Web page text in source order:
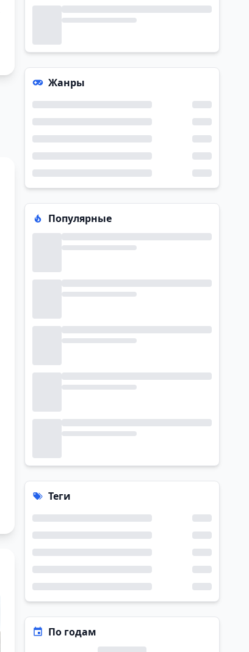
Жанры
Популярные
Теги
По годам